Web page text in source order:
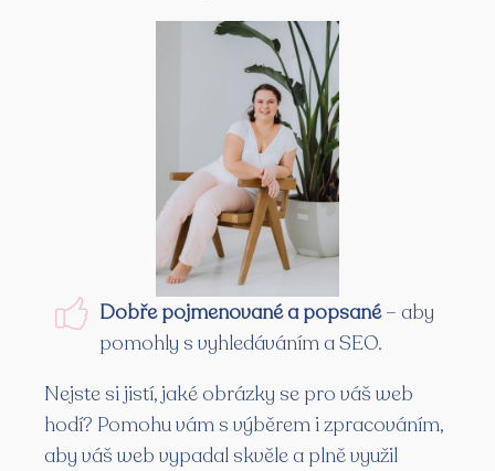
Dobře pojmenované a popsané– aby
pomohly s vyhledáváním a SEO.
Nejste si jistí, jaké obrázky se pro váš web
hodí? Pomohu vám s výběrem i zpracováním,
aby váš web vypadal skvěle a plně využil